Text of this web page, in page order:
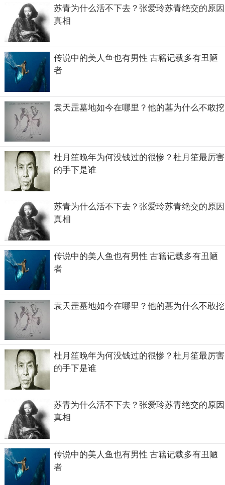
苏青为什么活不下去？张爱玲苏青绝交的原因
真相
传说中的美人鱼也有男性 古籍记载多有丑陋
者
袁天罡墓地如今在哪里？他的墓为什么不敢挖
杜月笙晚年为何没钱过的很惨？杜月笙最厉害
的手下是谁
苏青为什么活不下去？张爱玲苏青绝交的原因
真相
传说中的美人鱼也有男性 古籍记载多有丑陋
者
袁天罡墓地如今在哪里？他的墓为什么不敢挖
杜月笙晚年为何没钱过的很惨？杜月笙最厉害
的手下是谁
苏青为什么活不下去？张爱玲苏青绝交的原因
真相
传说中的美人鱼也有男性 古籍记载多有丑陋
者